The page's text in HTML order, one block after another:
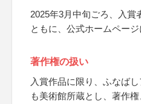
2025年3月中旬ごろ、入賞
ともに、公式ホームペー
著作権の扱い
入賞作品に限り、ふなば
も美術館所蔵とし、著作